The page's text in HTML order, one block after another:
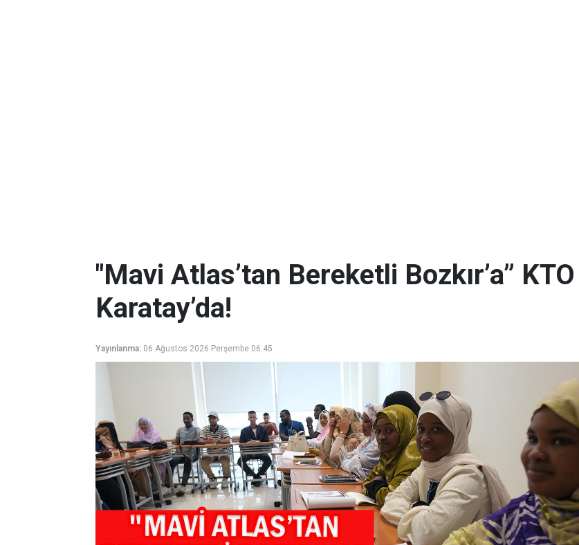
"Mavi Atlas’tan Bereketli Bozkır’a” KTO
Karatay’da!
Yayınlanma: 06 Ağustos 2026 Perşembe 06:45